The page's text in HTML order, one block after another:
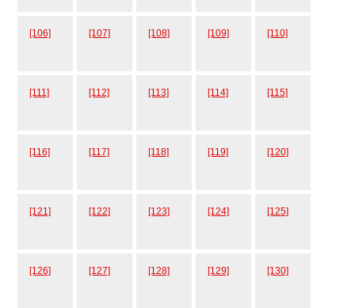
[106] [107] [108] [109] [110]
[111] [112] [113] [114] [115]
[116] [117] [118] [119] [120]
[121] [122] [123] [124] [125]
[126] [127] [128] [129] [130]